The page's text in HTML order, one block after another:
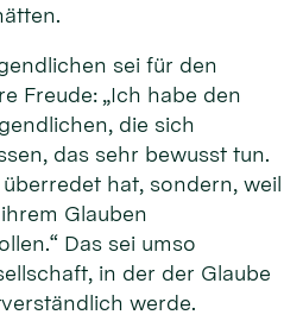
sei für den
Freude: „Ich habe den
die sich
das sehr bewusst tun.
hat, sondern, weil
Glauben
Das sei umso
in der der Glaube
werde.